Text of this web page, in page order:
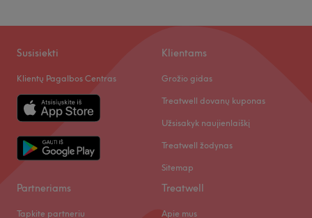
Susisiekti
Klientų Pagalbos Centras
Klientams
Grožio gidas
Treatwell dovanų kuponas
Užsisakyk naujienlaiškį
Treatwell žodynas
Sitemap
Partneriams
Tapkite partneriu
Treatwell
Apie mus